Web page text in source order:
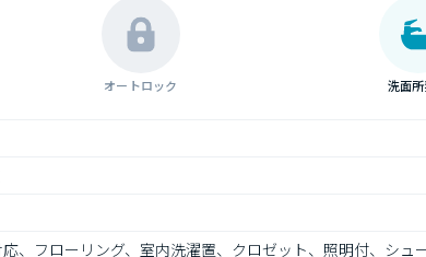
オートロック 洗面
、フローリング、室内洗濯置、クロゼット、照明付、シュ